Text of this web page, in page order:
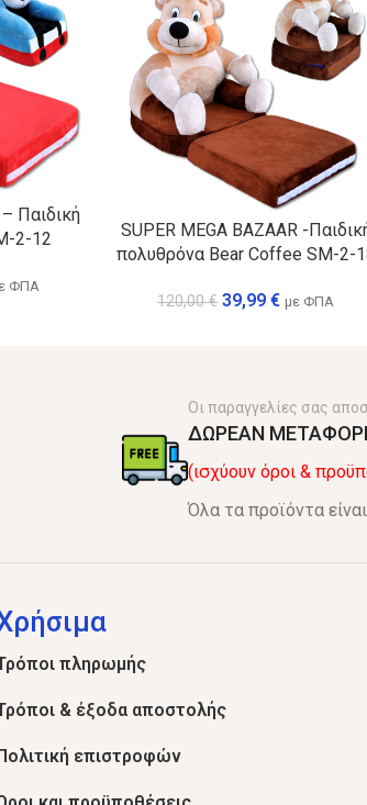
Παιδική
2-12
ΦΠΑ
SUPER MEGA BAZAAR -
πολυθρόνα Bear Coffee SM-2-
120,00€ 39,99€ με ΦΠΑ
Οι παραγγελίες σας
ΔΩΡΕΑΝ
(ισχύουν όροι &
Όλα τα προϊόντα
πληρωμής
& έξοδα αποστολής
επιστροφών